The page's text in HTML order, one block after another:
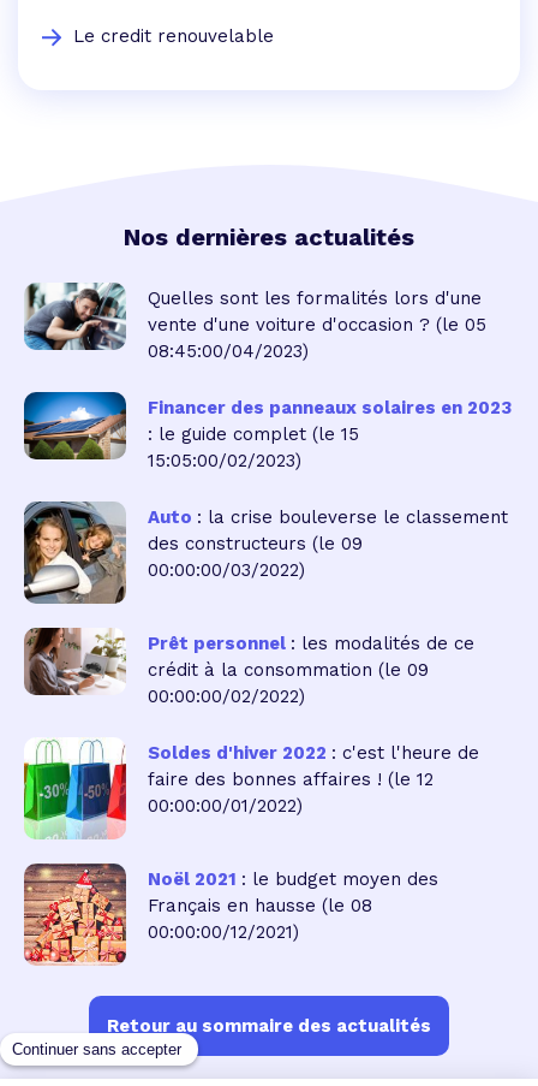
Le credit renouvelable
Nos dernières actualités
Quelles sont les formalités lors d'une
vente d'une voiture d'occasion ? (le 05
08:45:00/04/2023)
Financer des panneaux solaires en 2023
: le guide complet (le 15
15:05:00/02/2023)
Auto : la crise bouleverse le classement
des constructeurs (le 09
00:00:00/03/2022)
Prêt personnel : les modalités de ce
crédit à la consommation (le 09
00:00:00/02/2022)
Soldes d'hiver 2022 : c'est l'heure de
faire des bonnes affaires ! (le 12
00:00:00/01/2022)
Noël 2021 : le budget moyen des
Français en hausse (le 08
00:00:00/12/2021)
Retour au sommaire des actualités